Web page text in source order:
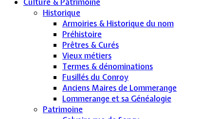
Historique
Armoiries & Historique du nom
Préhistoire
Prêtres & Curés
Vieux métiers
Termes & dénominations
Fusillés du Conroy
Anciens Maires de Lommerange
Lommerange et sa Généalogie
Patrimoine